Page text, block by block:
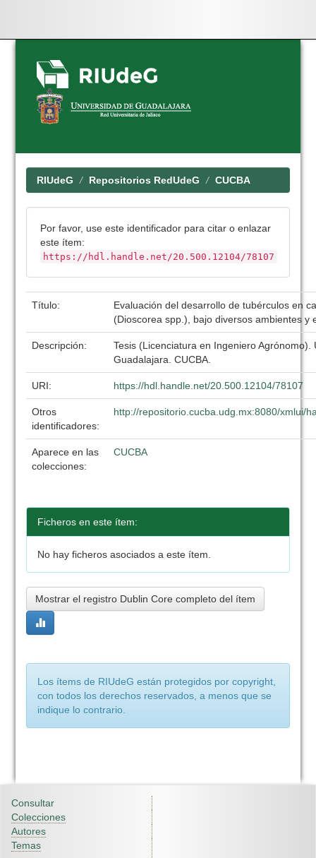
Skip
navigation
RIUdeG Repositorios RedUdeG CUCBA
Por favor, use este identificador para citar o enlazar
este ítem:
https://hdl.handle.net/20.500.12104/78107
Título:
Evaluación del desarrollo de tubérculos en
(Dioscorea spp.), bajo diversos ambientes y
Descripción:
Tesis (Licenciatura en Ingeniero Agrónomo).
Guadalajara. CUCBA.
URI: https://hdl.handle.net/20.500.12104/78107
Otros
identificadores:
http://repositorio.cucba.udg.mx:8080/xmlui/
Aparece en las
colecciones:
CUCBA
Ficheros en este ítem:
No hay ficheros asociados a este ítem.
Mostrar el registro Dublin Core completo del ítem
Los ítems de RIUdeG están protegidos por copyright,
con todos los derechos reservados, a menos que se
indique lo contrario.
Consultar
Colecciones
Autores
Temas